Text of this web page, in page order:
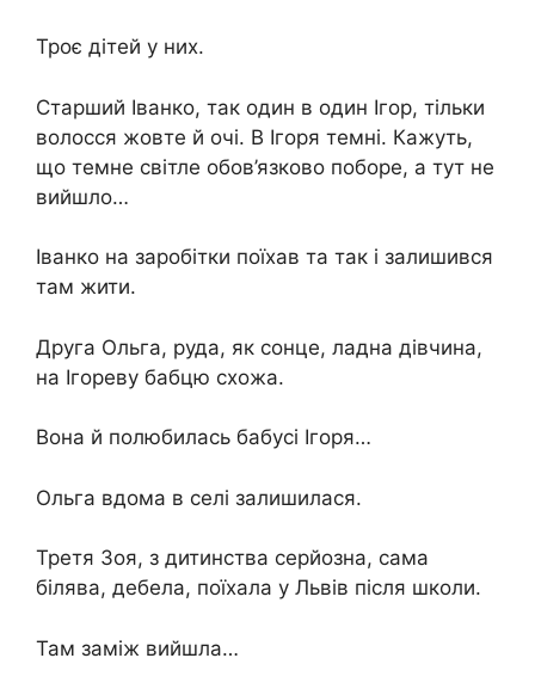
Троє дітей у них.
Старший Іванко, так один в один Ігор, тільки
волосся жовте й очі. В Ігоря темні. Кажуть,
що темне світле обов’язково поборе, а тут не
вийшло…
Іванко на заробітки поїхав та так і залишився
там жити.
Друга Ольга, руда, як сонце, ладна дівчина,
на Ігореву бабцю схожа.
Вона й полюбилась бабусі Ігоря…
Ольга вдома в селі залишилася.
Третя Зоя, з дитинства серйозна, сама
білява, дебела, поїхала у Львів після школи.
Там заміж вийшла…